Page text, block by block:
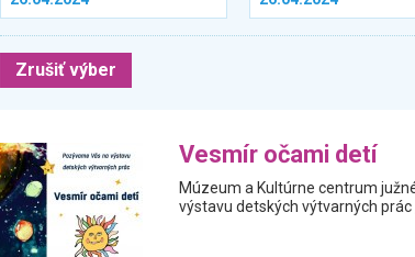
Zrušiť výber
Vesmír očami detí
Múzeum a Kultúrne centrum
výstavu detských výtvarných prác